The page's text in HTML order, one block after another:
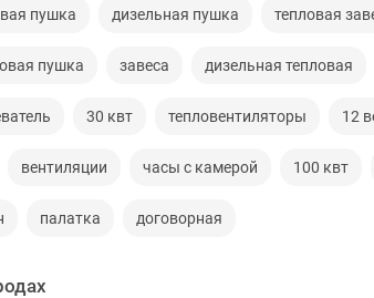
пушка дизельная пушка тепловая
пушка завеса дизельная тепловая
30 квт тепловентиляторы 12
вентиляции часы с камерой 100 квт
палатка договорная